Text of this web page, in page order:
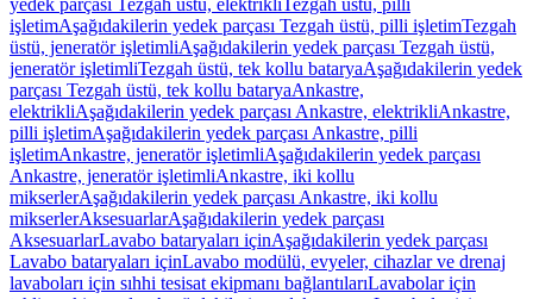
yedek parçası Tezgah üstü, elektrikli Tezgah üstü, pilli
işletimAşağıdakilerin yedek parçası Tezgah üstü, pilli işletimTezgah
üstü, jeneratör işletimliAşağıdakilerin yedek parçası Tezgah üstü,
jeneratör işletimliTezgah üstü, tek kollu bataryaAşağıdakilerin yedek
parçası Tezgah üstü, tek kollu bataryaAnkastre,
elektrikliAşağıdakilerin yedek parçası Ankastre, elektrikliAnkastre,
pilli işletimAşağıdakilerin yedek parçası Ankastre, pilli
işletimAnkastre, jeneratör işletimliAşağıdakilerin yedek parçası
Ankastre, jeneratör işletimliAnkastre, iki kollu
mikserlerAşağıdakilerin yedek parçası Ankastre, iki kollu
mikserlerAksesuarlarAşağıdakilerin yedek parçası
AksesuarlarLavabo bataryaları içinAşağıdakilerin yedek parçası
Lavabo bataryaları içinLavabo modülü, evyeler, cihazlar ve drenaj
lavaboları için sıhhi tesisat ekipmanı bağlantılarıLavabolar için